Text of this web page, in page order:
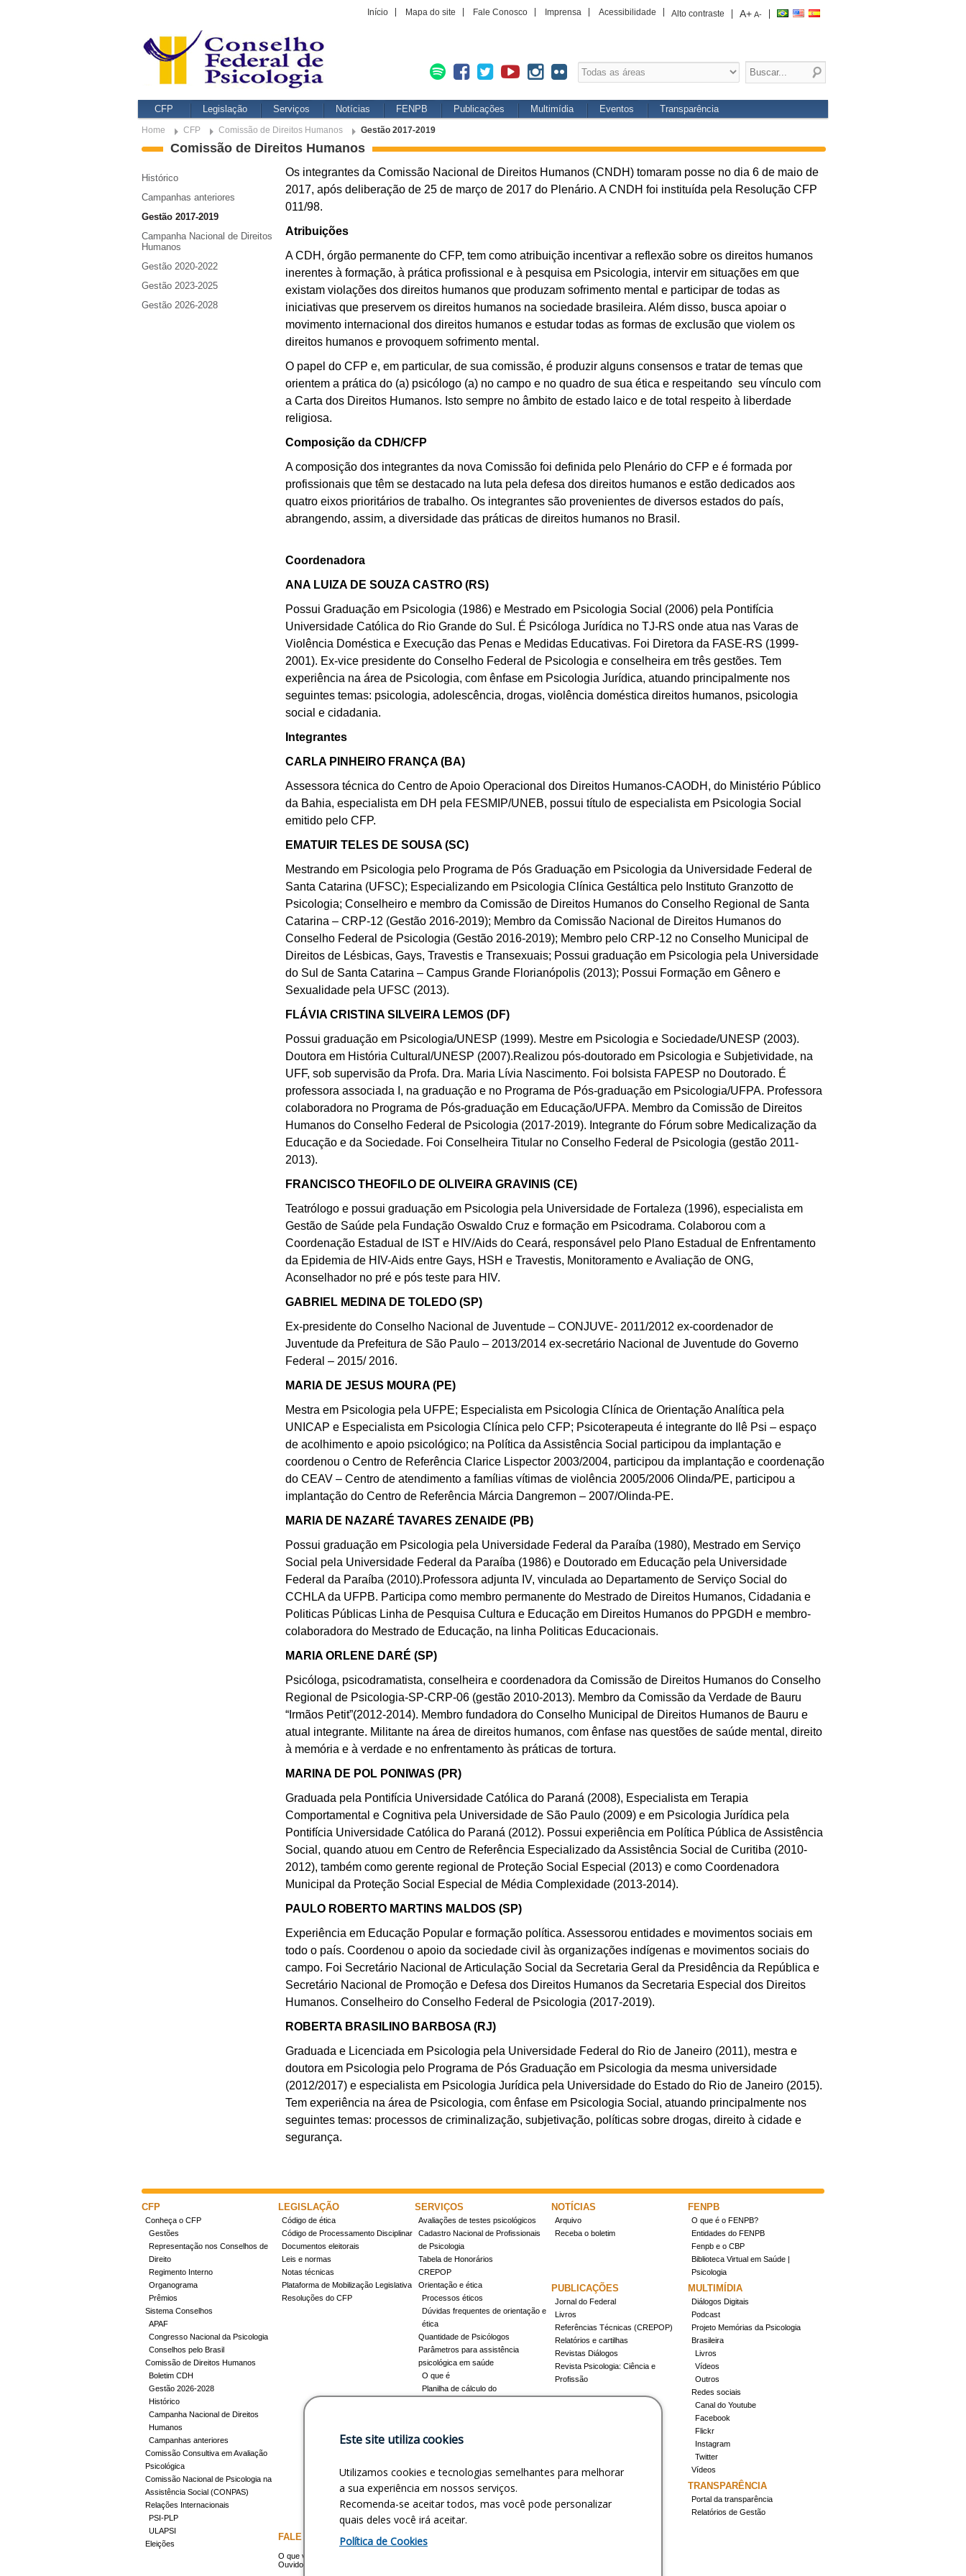
A+ A-
Alto contraste
Início Mapa do site Fale Conosco Imprensa Acessibilidade
CFP Legislação Serviços Notícias FENPB Publicações Multimídia Eventos Transparência
Home CFP Comissão de Direitos Humanos Gestão 2017-2019
Comissão de Direitos Humanos
Histórico
Campanhas anteriores
Gestão 2017-2019
Campanha Nacional de Direitos
Humanos
Gestão 2020-2022
Gestão 2023-2025
Gestão 2026-2028
Os integrantes da Comissão Nacional de Direitos Humanos (CNDH) tomaram posse no dia 6 de maio de
2017, após deliberação de 25 de março de 2017 do Plenário. A CNDH foi instituída pela Resolução CFP
011/98.
Atribuições
A CDH, órgão permanente do CFP, tem como atribuição incentivar a reflexão sobre os direitos humanos
inerentes à formação, à prática profissional e à pesquisa em Psicologia, intervir em situações em que
existam violações dos direitos humanos que produzam sofrimento mental e participar de todas as
iniciativas que preservem os direitos humanos na sociedade brasileira. Além disso, busca apoiar o
movimento internacional dos direitos humanos e estudar todas as formas de exclusão que violem os
direitos humanos e provoquem sofrimento mental.
O papel do CFP e, em particular, de sua comissão, é produzir alguns consensos e tratar de temas que
orientem a prática do (a) psicólogo (a) no campo e no quadro de sua ética e respeitando seu vínculo com
a Carta dos Direitos Humanos. Isto sempre no âmbito de estado laico e de total respeito à liberdade
religiosa.
Composição da CDH/CFP
A composição dos integrantes da nova Comissão foi definida pelo Plenário do CFP e é formada por
profissionais que têm se destacado na luta pela defesa dos direitos humanos e estão dedicados aos
quatro eixos prioritários de trabalho. Os integrantes são provenientes de diversos estados do país,
abrangendo, assim, a diversidade das práticas de direitos humanos no Brasil.
Coordenadora
ANA LUIZA DE SOUZA CASTRO (RS)
Possui Graduação em Psicologia (1986) e Mestrado em Psicologia Social (2006) pela Pontifícia
Universidade Católica do Rio Grande do Sul. É Psicóloga Jurídica no TJ-RS onde atua nas Varas de
Violência Doméstica e Execução das Penas e Medidas Educativas. Foi Diretora da FASE-RS (1999-
2001). Ex-vice presidente do Conselho Federal de Psicologia e conselheira em três gestões. Tem
experiência na área de Psicologia, com ênfase em Psicologia Jurídica, atuando principalmente nos
seguintes temas: psicologia, adolescência, drogas, violência doméstica direitos humanos, psicologia
social e cidadania.
Integrantes
CARLA PINHEIRO FRANÇA (BA)
Assessora técnica do Centro de Apoio Operacional dos Direitos Humanos-CAODH, do Ministério Público
da Bahia, especialista em DH pela FESMIP/UNEB, possui título de especialista em Psicologia Social
emitido pelo CFP.
EMATUIR TELES DE SOUSA (SC)
Mestrando em Psicologia pelo Programa de Pós Graduação em Psicologia da Universidade Federal de
Santa Catarina (UFSC); Especializando em Psicologia Clínica Gestáltica pelo Instituto Granzotto de
Psicologia; Conselheiro e membro da Comissão de Direitos Humanos do Conselho Regional de Santa
Catarina – CRP-12 (Gestão 2016-2019); Membro da Comissão Nacional de Direitos Humanos do
Conselho Federal de Psicologia (Gestão 2016-2019); Membro pelo CRP-12 no Conselho Municipal de
Direitos de Lésbicas, Gays, Travestis e Transexuais; Possui graduação em Psicologia pela Universidade
do Sul de Santa Catarina – Campus Grande Florianópolis (2013); Possui Formação em Gênero e
Sexualidade pela UFSC (2013).
FLÁVIA CRISTINA SILVEIRA LEMOS (DF)
Possui graduação em Psicologia/UNESP (1999). Mestre em Psicologia e Sociedade/UNESP (2003).
Doutora em História Cultural/UNESP (2007).Realizou pós-doutorado em Psicologia e Subjetividade, na
UFF, sob supervisão da Profa. Dra. Maria Lívia Nascimento. Foi bolsista FAPESP no Doutorado. É
professora associada I, na graduação e no Programa de Pós-graduação em Psicologia/UFPA. Professora
colaboradora no Programa de Pós-graduação em Educação/UFPA. Membro da Comissão de Direitos
Humanos do Conselho Federal de Psicologia (2017-2019). Integrante do Fórum sobre Medicalização da
Educação e da Sociedade. Foi Conselheira Titular no Conselho Federal de Psicologia (gestão 2011-
2013).
FRANCISCO THEOFILO DE OLIVEIRA GRAVINIS (CE)
Teatrólogo e possui graduação em Psicologia pela Universidade de Fortaleza (1996), especialista em
Gestão de Saúde pela Fundação Oswaldo Cruz e formação em Psicodrama. Colaborou com a
Coordenação Estadual de IST e HIV/Aids do Ceará, responsável pelo Plano Estadual de Enfrentamento
da Epidemia de HIV-Aids entre Gays, HSH e Travestis, Monitoramento e Avaliação de ONG,
Aconselhador no pré e pós teste para HIV.
GABRIEL MEDINA DE TOLEDO (SP)
Ex-presidente do Conselho Nacional de Juventude – CONJUVE- 2011/2012 ex-coordenador de
Juventude da Prefeitura de São Paulo – 2013/2014 ex-secretário Nacional de Juventude do Governo
Federal – 2015/ 2016.
MARIA DE JESUS MOURA (PE)
Mestra em Psicologia pela UFPE; Especialista em Psicologia Clínica de Orientação Analítica pela
UNICAP e Especialista em Psicologia Clínica pelo CFP; Psicoterapeuta é integrante do Ilê Psi – espaço
de acolhimento e apoio psicológico; na Política da Assistência Social participou da implantação e
coordenou o Centro de Referência Clarice Lispector 2003/2004, participou da implantação e coordenação
do CEAV – Centro de atendimento a famílias vítimas de violência 2005/2006 Olinda/PE, participou a
implantação do Centro de Referência Márcia Dangremon – 2007/Olinda-PE.
MARIA DE NAZARÉ TAVARES ZENAIDE (PB)
Possui graduação em Psicologia pela Universidade Federal da Paraíba (1980), Mestrado em Serviço
Social pela Universidade Federal da Paraíba (1986) e Doutorado em Educação pela Universidade
Federal da Paraíba (2010).Professora adjunta IV, vinculada ao Departamento de Serviço Social do
CCHLA da UFPB. Participa como membro permanente do Mestrado de Direitos Humanos, Cidadania e
Politicas Públicas Linha de Pesquisa Cultura e Educação em Direitos Humanos do PPGDH e membro-
colaboradora do Mestrado de Educação, na linha Politicas Educacionais.
MARIA ORLENE DARÉ (SP)
Psicóloga, psicodramatista, conselheira e coordenadora da Comissão de Direitos Humanos do Conselho
Regional de Psicologia-SP-CRP-06 (gestão 2010-2013). Membro da Comissão da Verdade de Bauru
“Irmãos Petit”(2012-2014). Membro fundadora do Conselho Municipal de Direitos Humanos de Bauru e
atual integrante. Militante na área de direitos humanos, com ênfase nas questões de saúde mental, direito
à memória e à verdade e no enfrentamento às práticas de tortura.
MARINA DE POL PONIWAS (PR)
Graduada pela Pontifícia Universidade Católica do Paraná (2008), Especialista em Terapia
Comportamental e Cognitiva pela Universidade de São Paulo (2009) e em Psicologia Jurídica pela
Pontifícia Universidade Católica do Paraná (2012). Possui experiência em Política Pública de Assistência
Social, quando atuou em Centro de Referência Especializado da Assistência Social de Curitiba (2010-
2012), também como gerente regional de Proteção Social Especial (2013) e como Coordenadora
Municipal da Proteção Social Especial de Média Complexidade (2013-2014).
PAULO ROBERTO MARTINS MALDOS (SP)
Experiência em Educação Popular e formação política. Assessorou entidades e movimentos sociais em
todo o país. Coordenou o apoio da sociedade civil às organizações indígenas e movimentos sociais do
campo. Foi Secretário Nacional de Articulação Social da Secretaria Geral da Presidência da República e
Secretário Nacional de Promoção e Defesa dos Direitos Humanos da Secretaria Especial dos Direitos
Humanos. Conselheiro do Conselho Federal de Psicologia (2017-2019).
ROBERTA BRASILINO BARBOSA (RJ)
Graduada e Licenciada em Psicologia pela Universidade Federal do Rio de Janeiro (2011), mestra e
doutora em Psicologia pelo Programa de Pós Graduação em Psicologia da mesma universidade
(2012/2017) e especialista em Psicologia Jurídica pela Universidade do Estado do Rio de Janeiro (2015).
Tem experiência na área de Psicologia, com ênfase em Psicologia Social, atuando principalmente nos
seguintes temas: processos de criminalização, subjetivação, políticas sobre drogas, direito à cidade e
segurança.
CFP
Conheça o CFP
Gestões
Representação nos Conselhos de
Direito
Regimento Interno
Organograma
Prêmios
Sistema Conselhos
APAF
Congresso Nacional da Psicologia
Conselhos pelo Brasil
Comissão de Direitos Humanos
Boletim CDH
Gestão 2026-2028
Histórico
Campanha Nacional de Direitos
Humanos
Campanhas anteriores
Comissão Consultiva em Avaliação
Psicológica
Comissão Nacional de Psicologia na
Assistência Social (CONPAS)
Relações Internacionais
PSI-PLP
ULAPSI
Eleições
LEGISLAÇÃO
Código de ética
Código de Processamento Disciplinar
Documentos eleitorais
Leis e normas
Notas técnicas
Plataforma de Mobilização Legislativa
Resoluções do CFP
SERVIÇOS
Avaliações de testes psicológicos
Cadastro Nacional de Profissionais
de Psicologia
Tabela de Honorários
CREPOP
Orientação e ética
Processos éticos
Dúvidas frequentes de orientação e
ética
Quantidade de Psicólogos
Parâmetros para assistência
psicológica em saúde
O que é
Planilha de cálculo do
Registro de Especialista
Cursos credenciados
NOTÍCIAS
Arquivo
Receba o boletim
FENPB
O que é o FENPB?
Entidades do FENPB
Fenpb e o CBP
Biblioteca Virtual em Saúde |
Psicologia
PUBLICAÇÕES
Jornal do Federal
Livros
Referências Técnicas (CREPOP)
Relatórios e cartilhas
Revistas Diálogos
Revista Psicologia: Ciência e
Profissão
MULTIMÍDIA
Diálogos Digitais
Podcast
Projeto Memórias da Psicologia
Brasileira
Livros
Vídeos
Outros
Redes sociais
Canal do Youtube
Facebook
Flickr
Instagram
Twitter
Vídeos
Promovidos pelo CFP
Apoio e Patrocínio
TRANSPARÊNCIA
Portal da transparência
Relatórios de Gestão
FALE CONOSCO
O que você precisa?
Ouvidoria
INFORMAÇÕES LEGAIS
Este site utiliza cookies
Utilizamos cookies e tecnologias semelhantes para melhorar
a sua experiência em nossos serviços.
Recomenda-se aceitar todos, mas você pode personalizar
quais deles você irá aceitar.
Política de Cookies